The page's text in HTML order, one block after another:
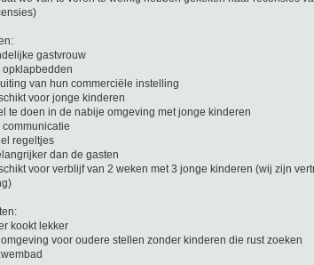
gastvrouw
opklapbedden
van hun commerciële instelling
voor jonge kinderen
te doen in de nabije omgeving met jonge kinderen
communicatie
regeltjes
dan de gasten
voor verblijf van 2 weken met 3 jonge kinderen (wij zijn
kookt lekker
voor oudere stellen zonder kinderen die rust zoeken